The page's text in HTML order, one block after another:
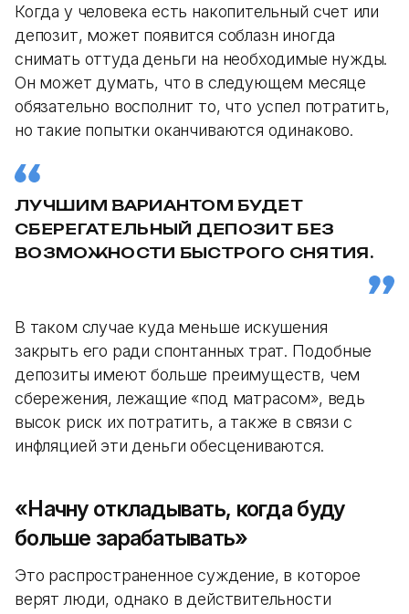
Когда у человека есть накопительный счет или
депозит, может появится соблазн иногда
снимать оттуда деньги на необходимые нужды.
Он может думать, что в следующем месяце
обязательно восполнит то, что успел потратить,
но такие попытки оканчиваются одинаково.
ЛУЧШИМ ВАРИАНТОМ БУДЕТ
СБЕРЕГАТЕЛЬНЫЙ ДЕПОЗИТ БЕЗ
ВОЗМОЖНОСТИ БЫСТРОГО СНЯТИЯ.
В таком случае куда меньше искушения
закрыть его ради спонтанных трат. Подобные
депозиты имеют больше преимуществ, чем
сбережения, лежащие «под матрасом», ведь
высок риск их потратить, а также в связи с
инфляцией эти деньги обесцениваются.
«Начну откладывать, когда буду
больше зарабатывать»
Это распространенное суждение, в которое
верят люди, однако в действительности